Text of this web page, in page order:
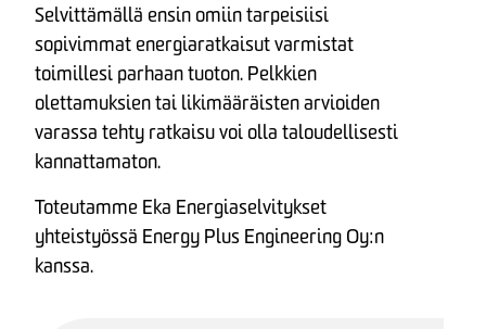
Selvittämällä ensin omiin tarpeisiisi
sopivimmat energiaratkaisut varmistat
toimillesi parhaan tuoton. Pelkkien
olettamuksien tai likimääräisten arvioiden
varassa tehty ratkaisu voi olla taloudellisesti
kannattamaton.
Toteutamme Eka Energiaselvitykset
yhteistyössä Energy Plus Engineering Oy:n
kanssa.